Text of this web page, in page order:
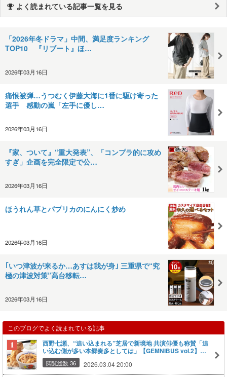
よく読まれている記事一覧を見る
「2026年冬ドラマ」中間、満足度ランキング
TOP10 『リブート』ほ…
2026年03月16日
痛恨被弾…うつむく伊藤大海に1番に駆け寄った
選手 感動の嵐「左手に優し…
2026年03月16日
『家、ついて』“重大発表”、「コンプラ的に攻め
すぎ」企画を完全限定で公…
2026年03月16日
ほうれん草とパプリカのにんにく炒め
2026年03月16日
｢いつ津波が来るか…あすは我が身｣ 三重県で“究
極の津波対策”高台移転…
2026年03月16日
このブログでよく読まれている記事
西野七瀬、“追い込まれる”芝居で新境地 共演俳優も称賛「追
い込む側が多い本郷奏多としては」【GEMNIBUS vol.2】
（2ページ目）｜Infoseekニュース
閲覧総数 36 2026.03.04 20:00